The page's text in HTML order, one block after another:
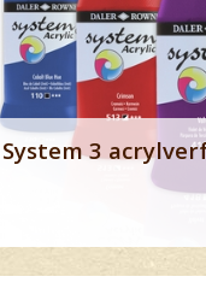
System 3